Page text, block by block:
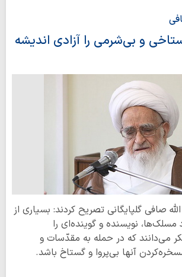
و بی‌شرمی را آزادی اندیشه
صافی گلپایگانی تصریح کردند: بسيارى از
نويسنده و گوينده‌اى را
مى‌دانند كه در حمله به مقدّسات و
آنها بى‌پروا و گستاخ باشد.